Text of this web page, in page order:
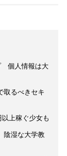
個人情報は大
るべきセキ
上稼ぐ少女も
陰湿な大学教